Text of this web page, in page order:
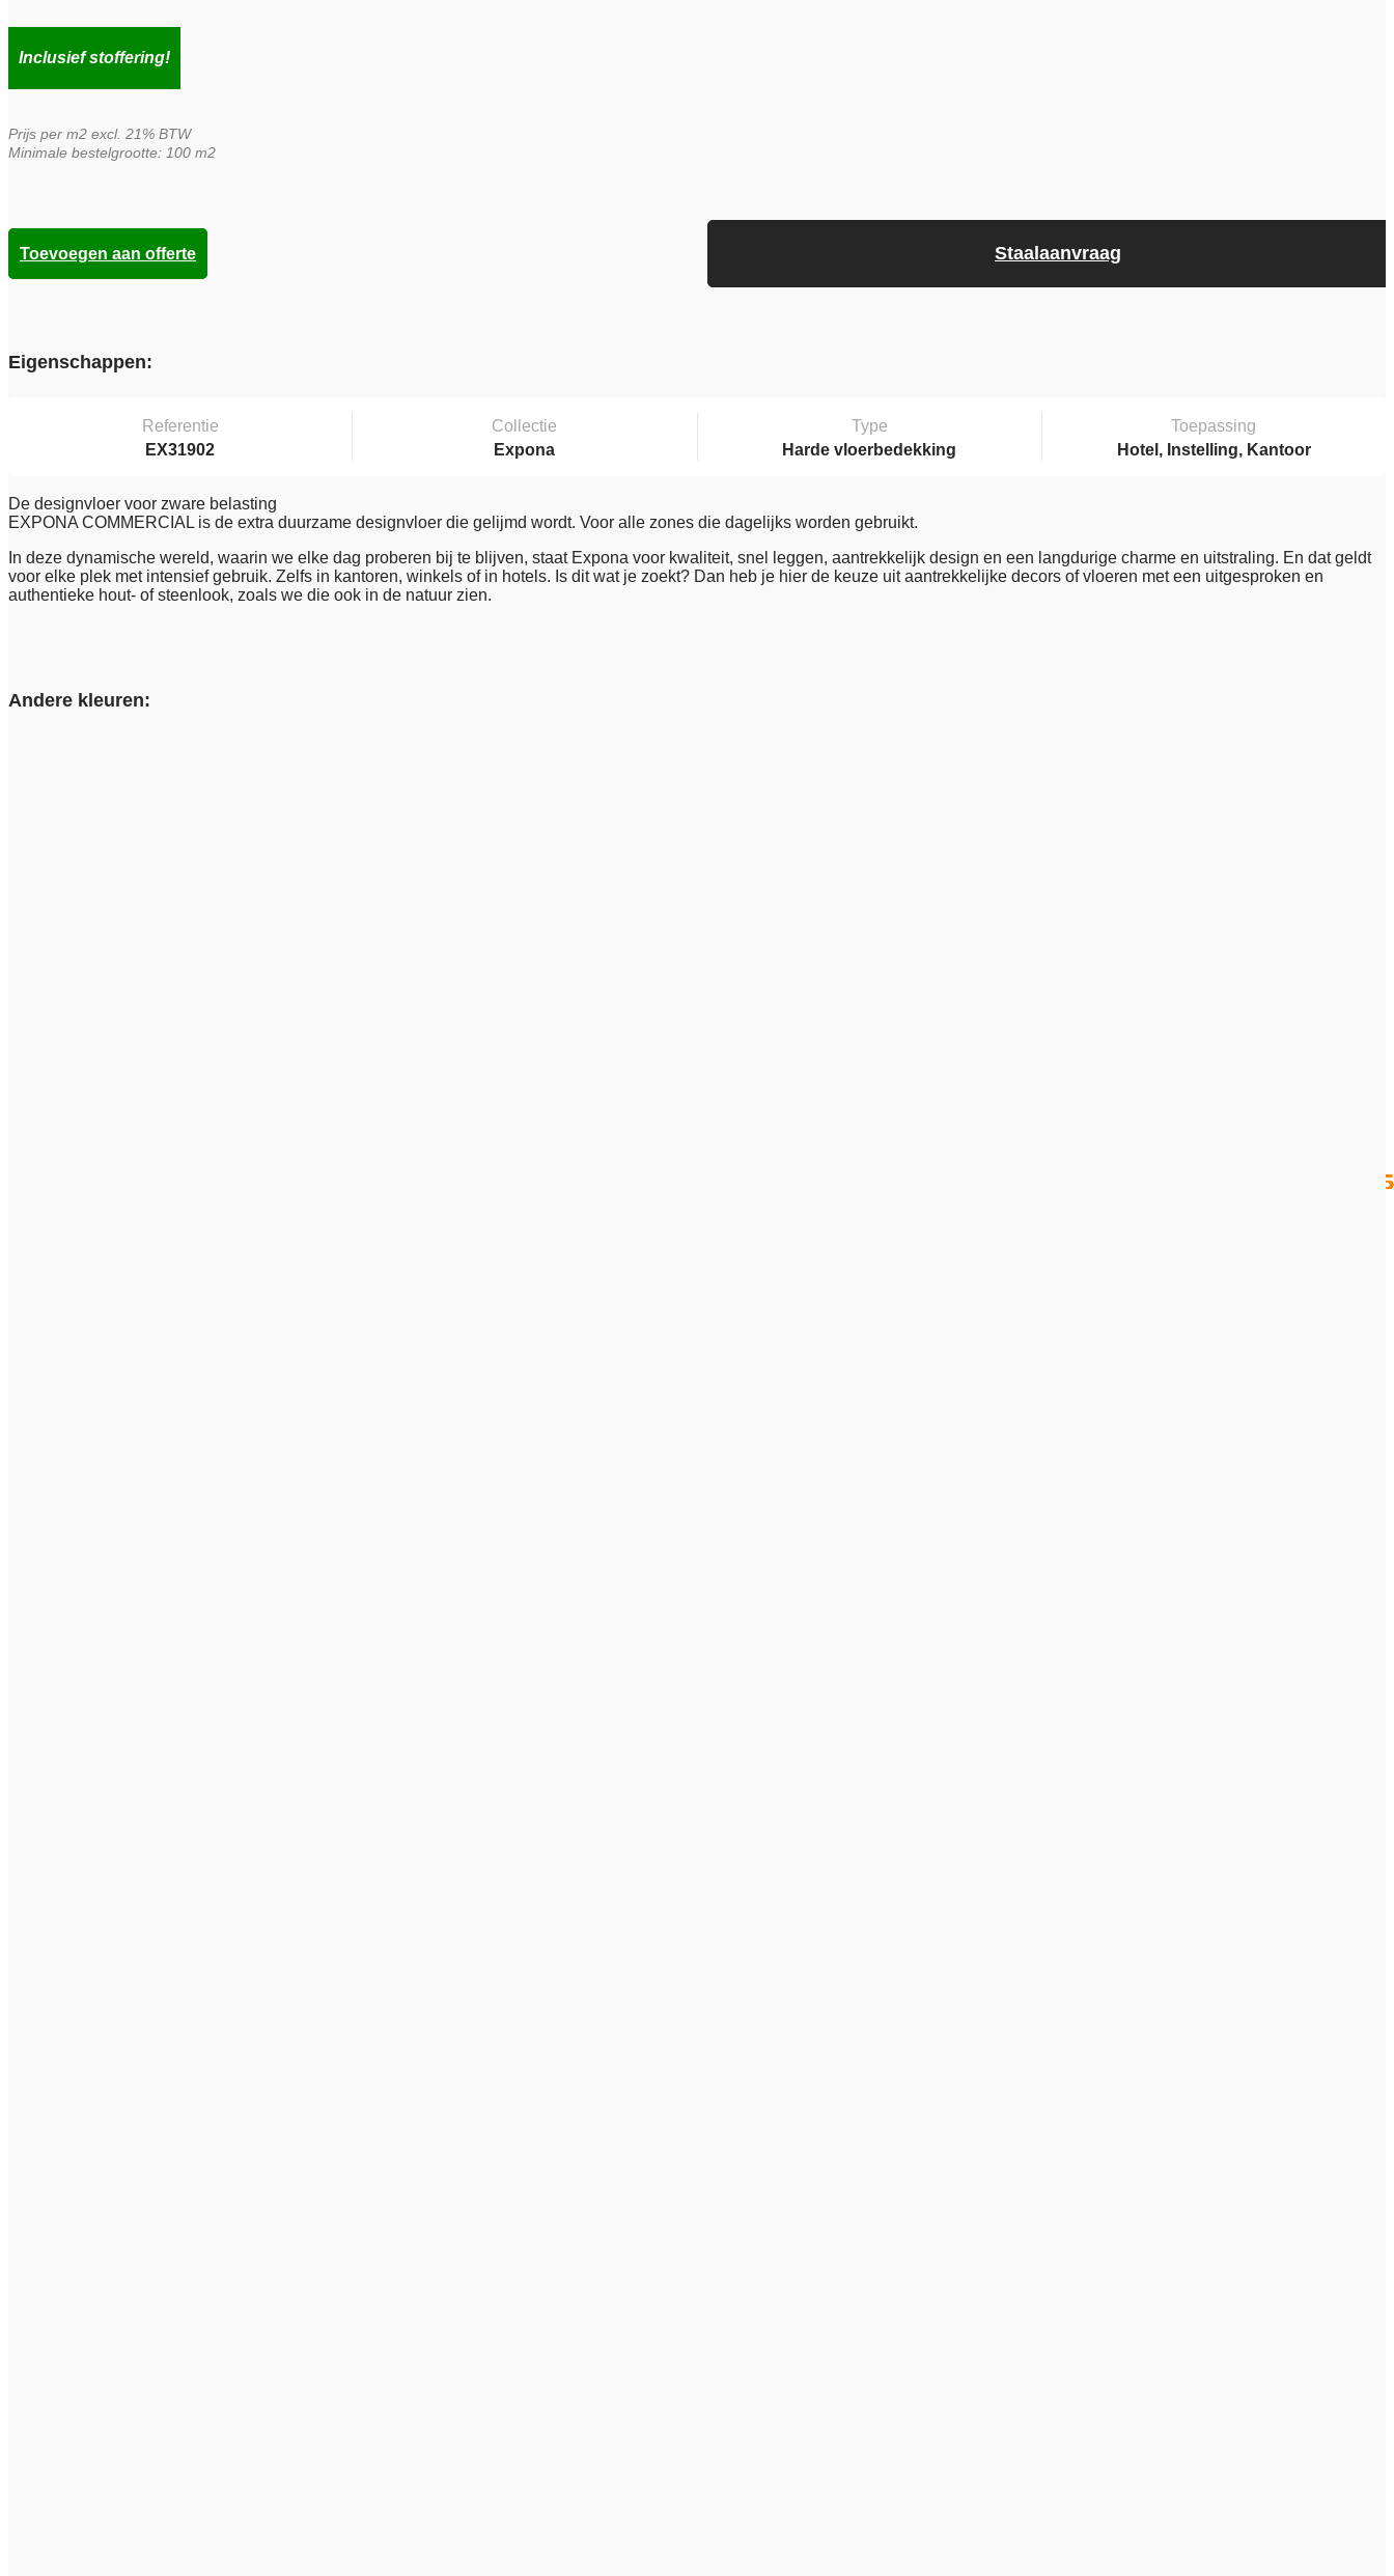
Inclusief stoffering!
Prijs per m2 excl. 21% BTW
Minimale bestelgrootte: 100 m2
Staalaanvraag
Toevoegen aan offerte
Eigenschappen:
Referentie
EX31902
Collectie
Expona
Type
Harde vloerbedekking
Toepassing
Hotel, Instelling, Kantoor
De designvloer voor zware belasting
EXPONA COMMERCIAL is de extra duurzame designvloer die gelijmd wordt. Voor alle zones die dagelijks worden gebruikt.
In deze dynamische wereld, waarin we elke dag proberen bij te blijven, staat Expona voor kwaliteit, snel leggen, aantrekkelijk design en een langdurige charme en uitstraling. En dat geldt
voor elke plek met intensief gebruik. Zelfs in kantoren, winkels of in hotels. Is dit wat je zoekt? Dan heb je hier de keuze uit aantrekkelijke decors of vloeren met een uitgesproken en
authentieke hout- of steenlook, zoals we die ook in de natuur zien.
Andere kleuren: